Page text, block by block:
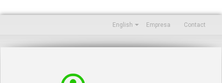
Contact
Empresa
English